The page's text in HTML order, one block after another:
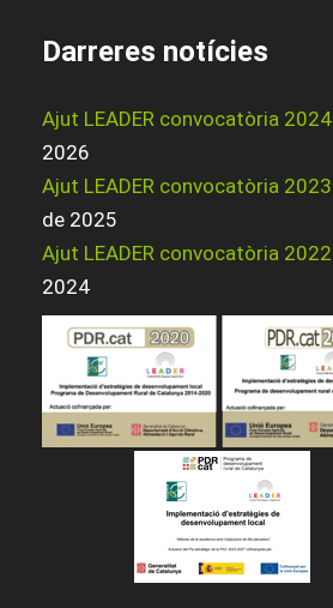
Darreres notícies
Ajut LEADER convocatòria 2024
2026
Ajut LEADER convocatòria 2023
de 2025
Ajut LEADER convocatòria 2022
2024